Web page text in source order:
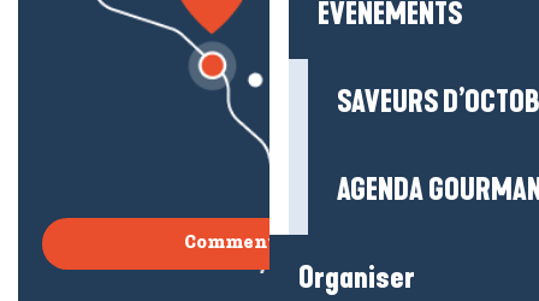
EVENEMENTS
SAVEURS
AGENDA
Organiser
Comment venir ?